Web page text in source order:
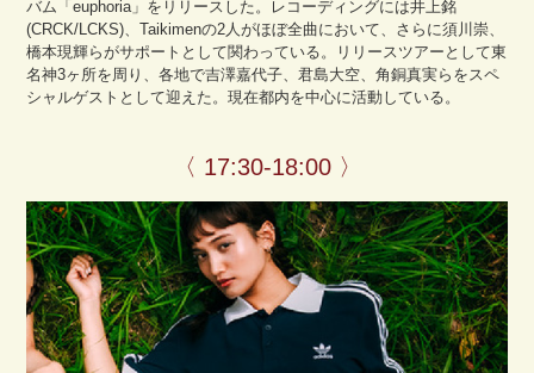
バム「euphoria」をリリースした。レコーディングには井上銘
(CRCK/LCKS)、Taikimenの2人がほぼ全曲において、さらに須川崇、
橋本現輝らがサポートとして関わっている。リリースツアーとして東
名神3ヶ所を周り、各地で吉澤嘉代子、君島大空、角銅真実らをスペ
シャルゲストとして迎えた。現在都内を中心に活動している。
〈 17:30-18:00 〉